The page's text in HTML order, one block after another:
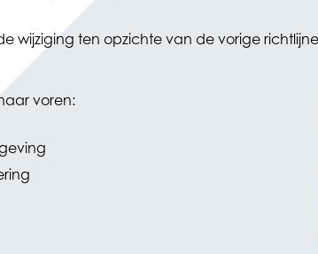
wijziging ten opzichte van de vorige
voren: